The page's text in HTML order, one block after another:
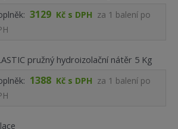
3129 Kč s DPH za 1 balení po
pružný hydroizolační nátěr 5 Kg
1388 Kč s DPH za 1 balení po